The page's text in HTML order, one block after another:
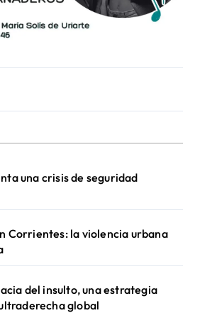
una crisis de seguridad
Corrientes: la violencia urbana
del insulto, una estrategia
global